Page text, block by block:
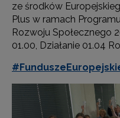
ze środków
Plus w ramach
Rozwoju Społecznego
01.00, Działanie 01.04